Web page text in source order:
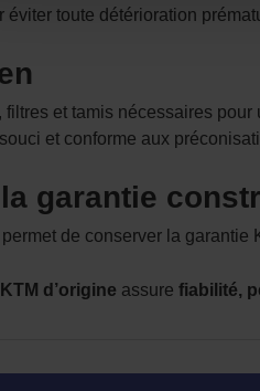
éviter toute détérioration
filtres et tamis nécessaires
et conforme aux
garantie
permet de conserver la
d’origine assure fiabilité,